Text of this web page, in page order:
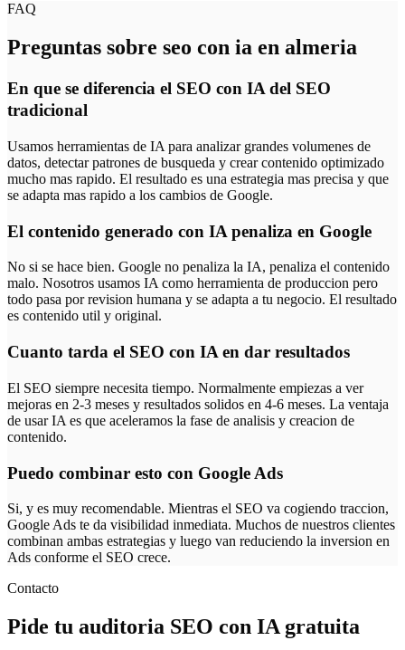
FAQ
Preguntas sobre seo con ia en almeria
En que se diferencia el SEO con IA del SEO
tradicional
Usamos herramientas de IA para analizar grandes volumenes de
datos, detectar patrones de busqueda y crear contenido optimizado
mucho mas rapido. El resultado es una estrategia mas precisa y que
se adapta mas rapido a los cambios de Google.
El contenido generado con IA penaliza en Google
No si se hace bien. Google no penaliza la IA, penaliza el contenido
malo. Nosotros usamos IA como herramienta de produccion pero
todo pasa por revision humana y se adapta a tu negocio. El resultado
es contenido util y original.
Cuanto tarda el SEO con IA en dar resultados
El SEO siempre necesita tiempo. Normalmente empiezas a ver
mejoras en 2-3 meses y resultados solidos en 4-6 meses. La ventaja
de usar IA es que aceleramos la fase de analisis y creacion de
contenido.
Puedo combinar esto con Google Ads
Si, y es muy recomendable. Mientras el SEO va cogiendo traccion,
Google Ads te da visibilidad inmediata. Muchos de nuestros clientes
combinan ambas estrategias y luego van reduciendo la inversion en
Ads conforme el SEO crece.
Contacto
Pide tu auditoria SEO con IA gratuita